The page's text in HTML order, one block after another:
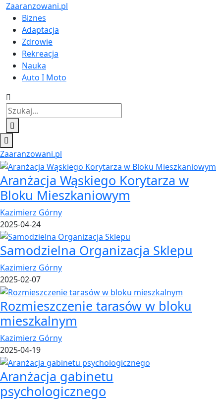
Zaaranzowani.pl
Biznes
Adaptacja
Zdrowie
Rekreacja
Nauka
Auto I Moto
Zaaranzowani.pl
Aranżacja Wąskiego Korytarza w
Bloku Mieszkaniowym
Kazimierz Górny
2025-04-24
Samodzielna Organizacja Sklepu
Kazimierz Górny
2025-02-07
Rozmieszczenie tarasów w bloku
mieszkalnym
Kazimierz Górny
2025-04-19
Aranżacja gabinetu
psychologicznego